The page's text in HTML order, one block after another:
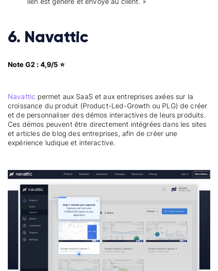
6. Navattic
Note G2 : 4,9/5 ⭐
Navattic permet aux SaaS et aux entreprises axées sur la
croissance du produit (Product-Led-Growth ou PLG) de créer
et de personnaliser des démos interactives de leurs produits.
Ces démos peuvent être directement intégrées dans les sites
et articles de blog des entreprises, afin de créer une
expérience ludique et interactive.